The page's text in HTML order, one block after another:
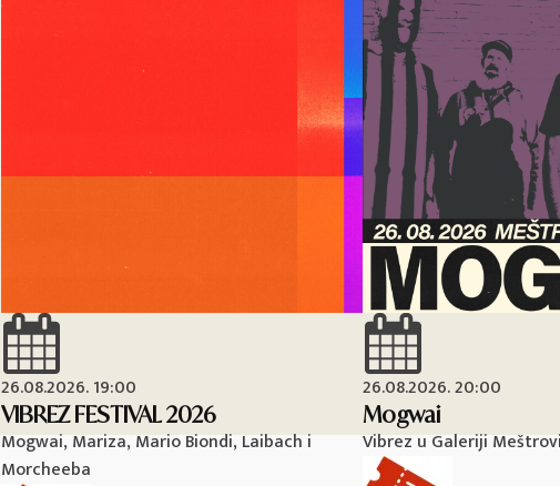
26.08.2026. 19:00
VIBREZ FESTIVAL 2026
Mogwai, Mariza, Mario Biondi, Laibach i
Morcheeba
26.08.2026. 20:00
Mogwai
Vibrez u Galeriji